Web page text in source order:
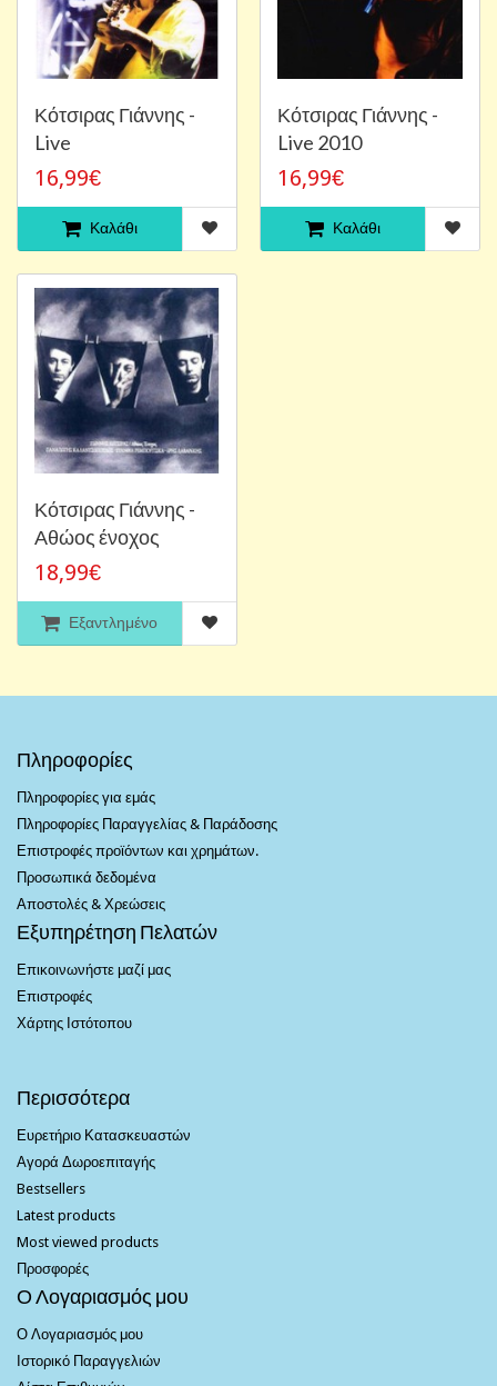
Κότσιρας Γιάννης -
Live
16,99€
Καλάθι
Κότσιρας Γιάννης -
Live 2010
16,99€
Καλάθι
Κότσιρας Γιάννης -
Αθώος ένοχος
18,99€
Εξαντλημένο
Πληροφορίες
Πληροφορίες για εμάς
Πληροφορίες Παραγγελίας & Παράδοσης
Επιστροφές προϊόντων και χρημάτων.
Προσωπικά δεδομένα
Αποστολές & Χρεώσεις
Εξυπηρέτηση Πελατών
Επικοινωνήστε μαζί μας
Επιστροφές
Χάρτης Ιστότοπου
Περισσότερα
Ευρετήριο Κατασκευαστών
Αγορά Δωροεπιταγής
Bestsellers
Latest products
Most viewed products
Προσφορές
Ο Λογαριασμός μου
Ο Λογαριασμός μου
Ιστορικό Παραγγελιών